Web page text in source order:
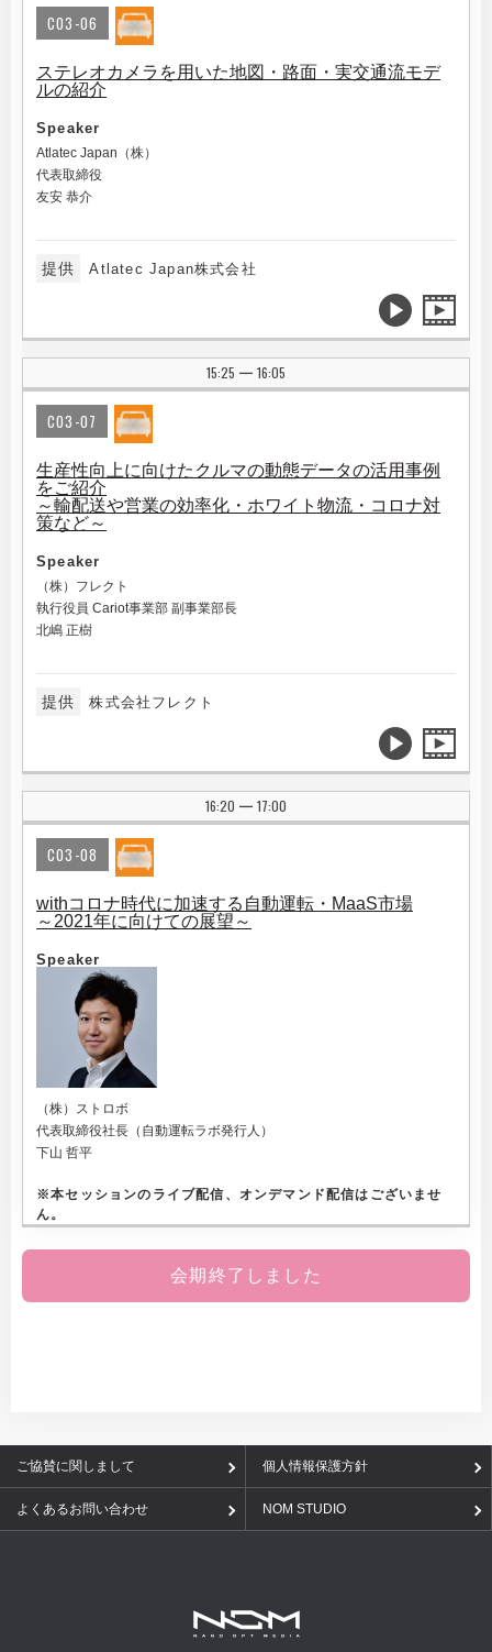
C03-06
ステレオカメラを用いた地図・路面・実交通流モデ
ルの紹介
Speaker
Atlatec Japan（株）
代表取締役
友安 恭介
提供 Atlatec Japan株式会社
15:25 | 16:05
C03-07
生産性向上に向けたクルマの動態データの活用事例
をご紹介
～輸配送や営業の効率化・ホワイト物流・コロナ対
策など～
Speaker
（株）フレクト
執行役員 Cariot事業部 副事業部長
北嶋 正樹
提供 株式会社フレクト
16:20 | 17:00
C03-08
withコロナ時代に加速する自動運転・MaaS市場
～2021年に向けての展望～
Speaker
（株）ストロボ
代表取締役社長（自動運転ラボ発行人）
下山 哲平
※本セッションのライブ配信、オンデマンド配信はございませ
ん。
会期終了しました
ご協賛に関しまして 個人情報保護方針
よくあるお問い合わせ NOM STUDIO